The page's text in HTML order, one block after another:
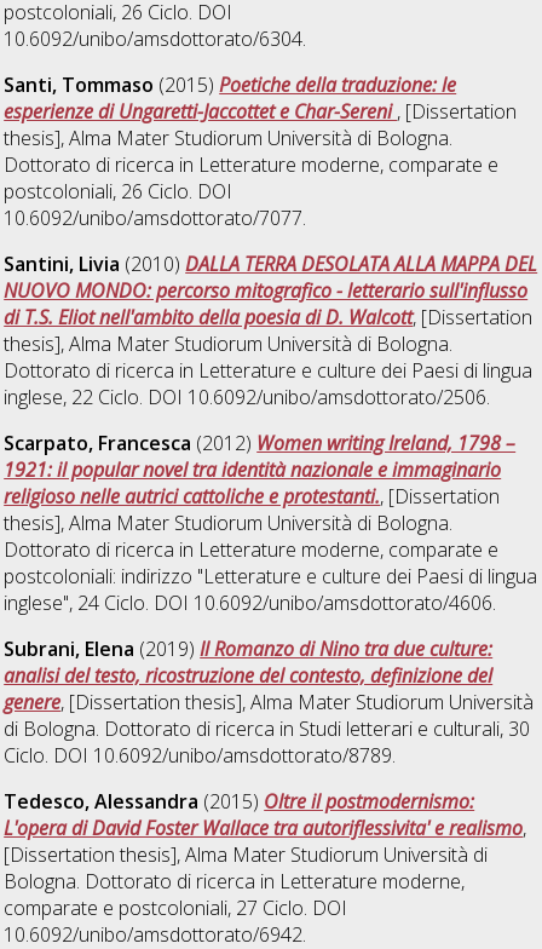
postcoloniali, 26 Ciclo. DOI
10.6092/unibo/amsdottorato/6304.
Santi, Tommaso (2015)Poetiche della traduzione: le
esperienze di Ungaretti-Jaccottet e Char-Sereni, [Dissertation
thesis], Alma Mater Studiorum Università di Bologna.
Dottorato di ricerca in Letterature moderne, comparate e
postcoloniali, 26 Ciclo. DOI
10.6092/unibo/amsdottorato/7077.
Santini, Livia (2010)DALLA TERRA DESOLATA ALLA MAPPA DEL
NUOVO MONDO: percorso mitografico - letterario sull'influsso
di T.S. Eliot nell'ambito della poesia di D. Walcott, [Dissertation
thesis], Alma Mater Studiorum Università di Bologna.
Dottorato di ricerca in Letterature e culture dei Paesi di lingua
inglese, 22 Ciclo. DOI 10.6092/unibo/amsdottorato/2506.
Scarpato, Francesca (2012) Women writing Ireland, 1798 –
1921: il popular novel tra identità nazionale e immaginario
religioso nelle autrici cattoliche e protestanti., [Dissertation
thesis], Alma Mater Studiorum Università di Bologna.
Dottorato di ricerca in Letterature moderne, comparate e
postcoloniali: indirizzo "Letterature e culture dei Paesi di lingua
inglese", 24 Ciclo. DOI 10.6092/unibo/amsdottorato/4606.
Subrani, Elena (2019)Il Romanzo di Nino tra due culture:
analisi del testo, ricostruzione del contesto, definizione del
genere, [Dissertation thesis], Alma Mater Studiorum Università
di Bologna. Dottorato di ricerca in Studi letterari e culturali, 30
Ciclo. DOI 10.6092/unibo/amsdottorato/8789.
Tedesco, Alessandra (2015) Oltre il postmodernismo:
L'opera di David Foster Wallace tra autoriflessivita' e realismo,
[Dissertation thesis], Alma Mater Studiorum Università di
Bologna. Dottorato di ricerca in Letterature moderne,
comparate e postcoloniali, 27 Ciclo. DOI
10.6092/unibo/amsdottorato/6942.